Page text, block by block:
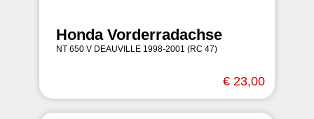
Honda Vorderradachse
NT 650 V DEAUVILLE 1998-2001 (RC 47)
€ 23,00